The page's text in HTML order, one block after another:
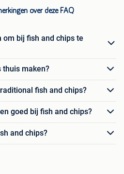
over deze FAQ
om bij fish and chips te
thuis maken?
fish and chips?
goed bij fish and chips?
and chips?